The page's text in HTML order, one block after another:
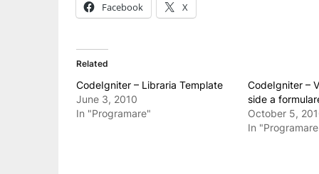
Facebook X
Related
CodeIgniter – Libraria Template
June 3, 2010
In "Programare"
CodeIgniter –
side a
October 5,
In